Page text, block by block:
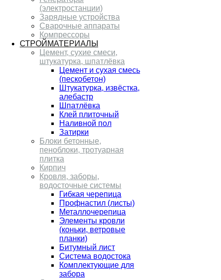
(электростанции)
Зарядные устройства
Сварочные аппараты
Компрессоры
СТРОЙМАТЕРИАЛЫ
Цемент, сухие смеси,
штукатурка, шпатлёвка
Цемент и сухая смесь
(пескобетон)
Штукатурка, извёстка,
алебастр
Шпатлёвка
Клей плиточный
Наливной пол
Затирки
Блоки бетонные,
пеноблоки, тротуарная
плитка
Кирпич
Кровля, заборы,
водосточные системы
Гибкая черепица
Профнастил (листы)
Металлочерепица
Элементы кровли
(коньки, ветровые
планки)
Битумный лист
Система водостока
Комплектующие для
забора